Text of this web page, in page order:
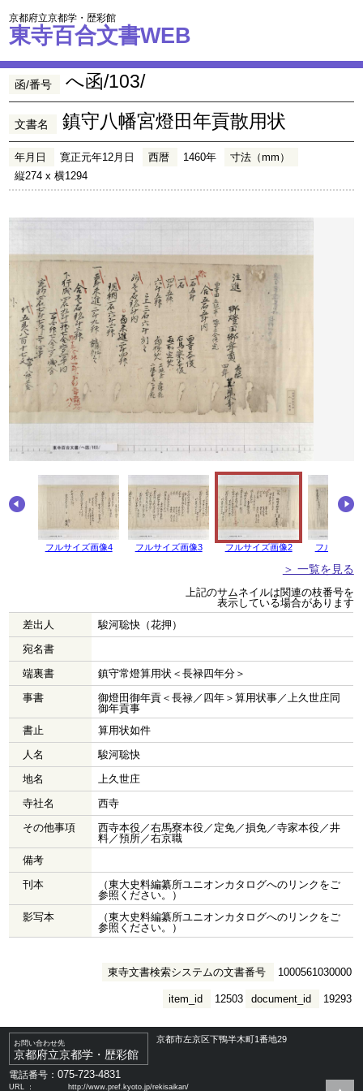
京都府立京都学・歴彩館
東寺百合文書WEB
函/番号 へ函/103/
文書名 鎮守八幡宮燈田年貢散用状
年月日 寛正元年12月日 西暦 1460年
寸法（mm）
縦274 x 横1294
フルサイズ画像4 フルサイズ画像3 フルサイズ画像2 フルサイズ
＞ 一覧を見る
上記のサムネイルは関連の枝番号を
表示している場合があります
差出人
駿河聡快（花押）
宛名書
端裏書
鎮守常燈算用状＜長禄四年分＞
事書
御燈田御年貢＜長禄／四年＞算用状事／上久世庄同
御年貢事
書止
算用状如件
人名
駿河聡快
地名
上久世庄
寺社名
西寺
その他事項
西寺本役／右馬寮本役／定免／損免／寺家本役／井
料／預所／右京職
備考
刊本
（東大史料編纂所ユニオンカタログへのリンクをご
参照ください。）
影写本
（東大史料編纂所ユニオンカタログへのリンクをご
参照ください。）
東寺文書検索システムの文書番号 1000561030000
document_id 19293
item_id 12503
お問い合わせ先
京都府立京都学・歴彩館
京都市左京区下鴨半木町1番地29
電話番号：075-723-4831
URL ： http://www.pref.kyoto.jp/rekisaikan/